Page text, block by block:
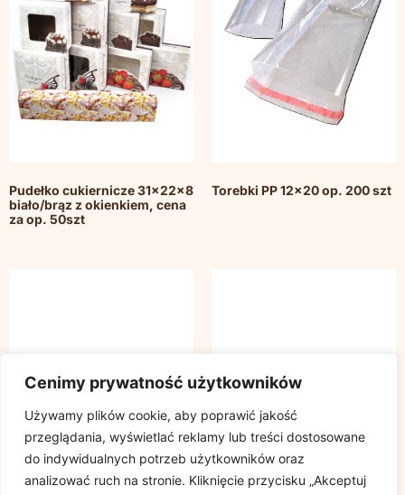
Cenimy prywatność użytkowników
Używamy plików cookie, aby poprawić jakość
przeglądania, wyświetlać reklamy lub treści dostosowane
do indywidualnych potrzeb użytkowników oraz
analizować ruch na stronie. Kliknięcie przycisku „Akceptuj
Pudełko cukiernicze 31x22x8
biało/brąz z okienkiem, cena
za op. 50szt
Torebki PP 12×20 op. 200 szt